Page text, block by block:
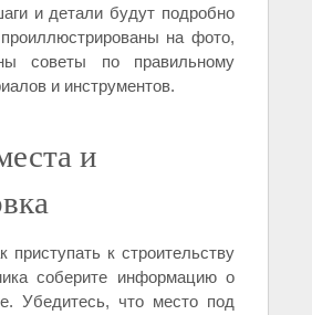
и детали будут подробно
на фото,
советы по правильному
и инструментов.
и
приступать к строительству
соберите информацию о
Убедитесь, что место под